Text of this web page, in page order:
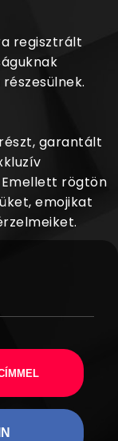
regisztrált
garantált
Emellett rögtön
emojikat